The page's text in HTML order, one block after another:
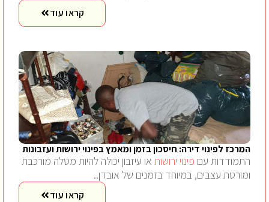
קראו עוד
המרכז לפינוי דירה: חיסכון בזמן ומאמץ בפינוי ירושות ועזבונות
התמודדות עם פינוי ירושות או עיזבון יכולה להיות מטלה מורכבת
ומורטת עצבים, במיוחד בזמנים של אובדן..
קראו עוד